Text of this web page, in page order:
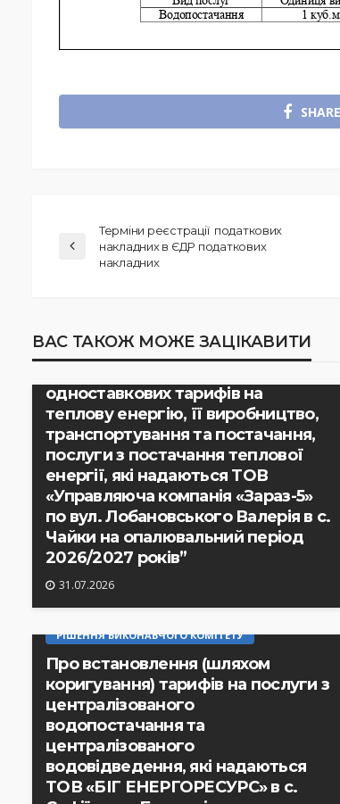
Терміни реєстрації податкових
накладних в ЄДР податкових
накладних
ВАС ТАКОЖ МОЖЕ ЗАЦІКАВИТИ
Рішення виконавчого комітету №
одноставкових тарифів на
теплову енергію, її виробництво,
транспортування та постачання,
послуги з постачання теплової
енергії, які надаються ТОВ
«Управляюча компанія «Зараз-5»
по вул. Лобановського Валерія в с.
Чайки на опалювальний період
2026/2027 років”
31.07.2026
РІШЕННЯ ВИКОНАВЧОГО КОМІТЕТУ
Про встановлення (шляхом
коригування) тарифів на послуги з
централізованого
водопостачання та
централізованого
водовідведення, які надаються
ТОВ «БІГ ЕНЕРГОРЕСУРС» в с.